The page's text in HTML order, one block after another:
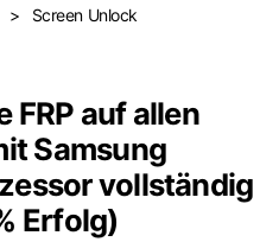
> Screen Unlock
FRP auf allen
Samsung
vollständig
Erfolg)